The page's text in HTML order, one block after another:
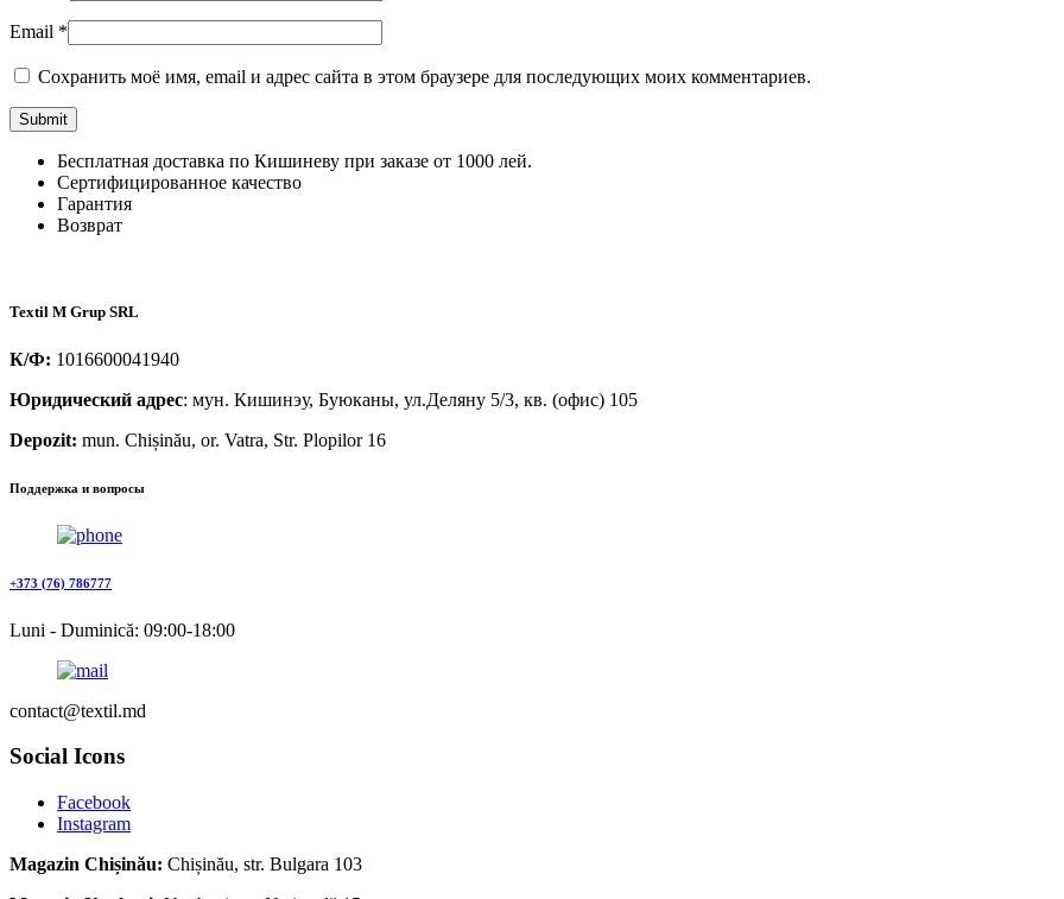
Email *
Сохранить моё имя, email и адрес сайта в этом браузере для последующих моих комментариев.
Бесплатная доставка по Кишиневу при заказе от 1000 лей.
Сертифицированное качество
Гарантия
Возврат
Textil M Grup SRL
К/Ф: 1016600041940
Юридический адрес: мун. Кишинэу, Буюканы, ул.Деляну 5/3, кв. (офис) 105
Depozit: mun. Chișinău, or. Vatra, Str. Plopilor 16
Поддержка и вопросы
+373 (76) 786777
Luni - Duminică: 09:00-18:00
contact@textil.md
Social Icons
Facebook
Instagram
Magazin Chișinău: Chișinău, str. Bulgara 103